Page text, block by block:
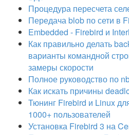
Процедура пересчета
Передача blob по сети в
Embedded - Firebird и
Как правильно делать
варианты командной
замеры скорости
Полное руководство по
Как искать причины
Тюнинг Firebird и Linux
1000+ пользователей
Установка Firebird 3 на